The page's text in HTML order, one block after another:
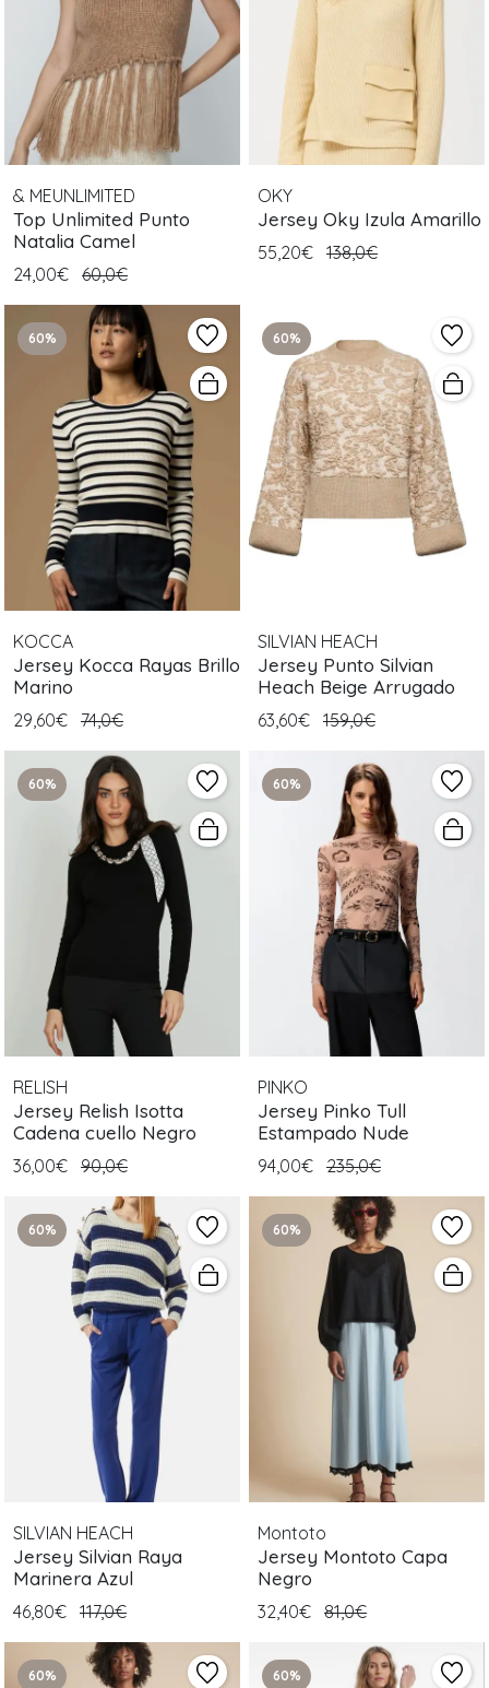
& MEUNLIMITED
Top Unlimited Punto
Natalia Camel
24,00€ 60,0€
OKY
Jersey Oky Izula Amarillo
55,20€ 138,0€
60%
KOCCA
Jersey Kocca Rayas Brillo
Marino
29,60€ 74,0€
60%
SILVIAN HEACH
Jersey Punto Silvian
Heach Beige Arrugado
63,60€ 159,0€
60%
RELISH
Jersey Relish Isotta
Cadena cuello Negro
36,00€ 90,0€
60%
PINKO
Jersey Pinko Tull
Estampado Nude
94,00€ 235,0€
60%
SILVIAN HEACH
Jersey Silvian Raya
Marinera Azul
46,80€ 117,0€
60%
Montoto
Jersey Montoto Capa
Negro
32,40€ 81,0€
60% 60%